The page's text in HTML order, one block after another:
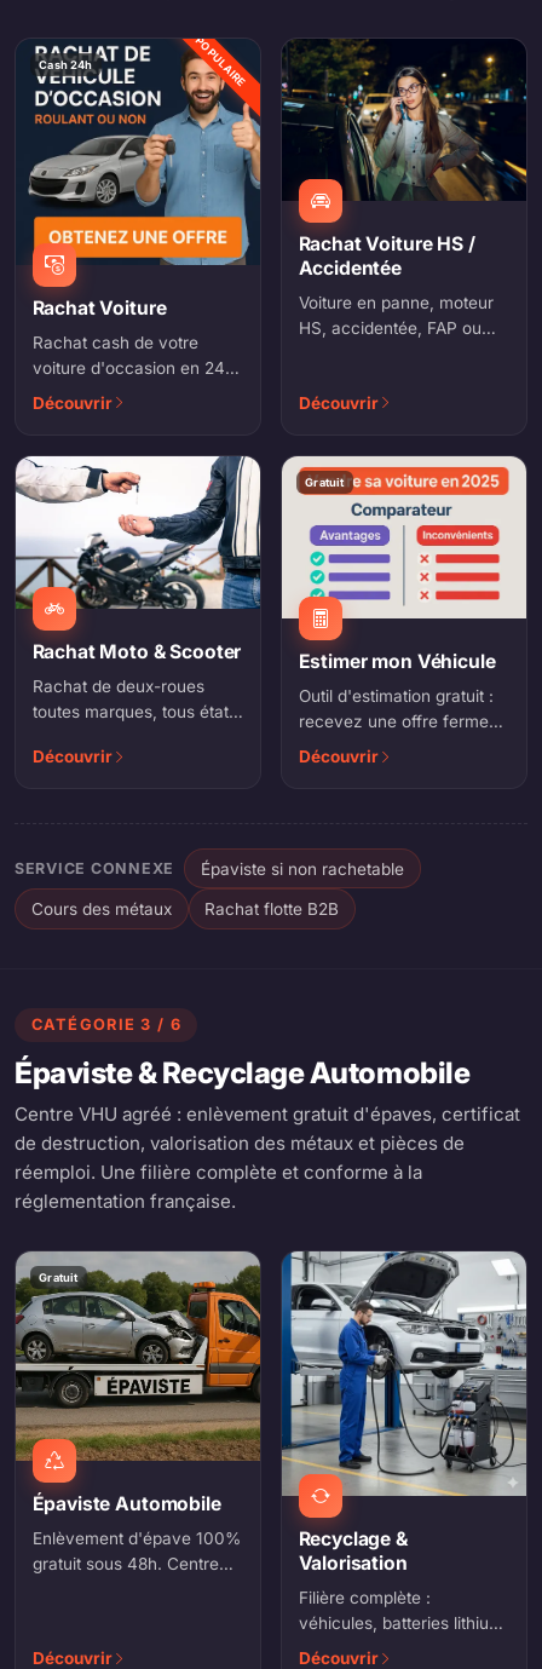
POPULAIRE
Cash 24h
Rachat Voiture
Rachat cash de votre
voiture d'occasion en 24h.
Estimation en ligne,
Découvrir
Rachat Voiture HS /
Accidentée
Voiture en panne, moteur
HS, accidentée, FAP ou
irrécupérables.
Découvrir
Rachat Moto & Scooter
Rachat de deux-roues
toutes marques, tous états.
enlèvement à domicile.
Découvrir
Gratuit
Estimer mon Véhicule
Outil d'estimation gratuit :
recevez une offre ferme
en quelques minutes, sans
Découvrir
SERVICE CONNEXE Épaviste si non rachetable
Cours des métaux Rachat flotte B2B
CATÉGORIE 3 / 6
Épaviste & Recyclage Automobile
Centre VHU agréé : enlèvement gratuit d'épaves, certificat
de destruction, valorisation des métaux et pièces de
réemploi. Une filière complète et conforme à la
réglementation française.
Gratuit
Épaviste Automobile
Enlèvement d'épave 100%
gratuit sous 48h. Centre
Découvrir
Recyclage &
Valorisation
Filière complète :
véhicules, batteries lithium,
engins de chantier, pièces
Découvrir